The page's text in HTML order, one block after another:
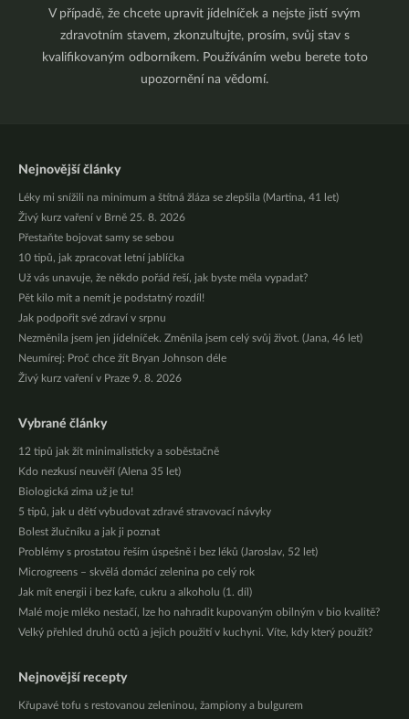
V případě, že chcete upravit jídelníček a nejste jistí svým
zdravotním stavem, zkonzultujte, prosím, svůj stav s
kvalifikovaným odborníkem. Používáním webu berete toto
upozornění na vědomí.
Nejnovější články
Léky mi snížili na minimum a štítná žláza se zlepšila (Martina, 41 let)
Živý kurz vaření v Brně 25. 8. 2026
Přestaňte bojovat samy se sebou
10 tipů, jak zpracovat letní jablíčka
Už vás unavuje, že někdo pořád řeší, jak byste měla vypadat?
Pět kilo mít a nemít je podstatný rozdíl!
Jak podpořit své zdraví v srpnu
Nezměnila jsem jen jídelníček. Změnila jsem celý svůj život. (Jana, 46 let)
Neumírej: Proč chce žít Bryan Johnson déle
Živý kurz vaření v Praze 9. 8. 2026
Vybrané články
12 tipů jak žít minimalisticky a soběstačně
Kdo nezkusí neuvěří (Alena 35 let)
Biologická zima už je tu!
5 tipů, jak u dětí vybudovat zdravé stravovací návyky
Bolest žlučníku a jak ji poznat
Problémy s prostatou řeším úspešně i bez léků (Jaroslav, 52 let)
Microgreens – skvělá domácí zelenina po celý rok
Jak mít energii i bez kafe, cukru a alkoholu (1. díl)
Malé moje mléko nestačí, lze ho nahradit kupovaným obilným v bio kvalitě?
Velký přehled druhů octů a jejich použití v kuchyni. Víte, kdy který použít?
Nejnovější recepty
Křupavé tofu s restovanou zeleninou, žampiony a bulgurem